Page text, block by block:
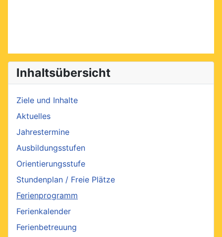
Inhaltsübersicht
Ziele und Inhalte
Aktuelles
Jahrestermine
Ausbildungsstufen
Orientierungsstufe
Stundenplan / Freie Plätze
Ferienprogramm
Ferienkalender
Ferienbetreuung